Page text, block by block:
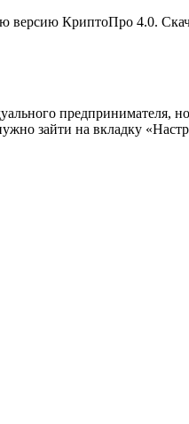
версию КриптоПро 4.0.
предпринимателя,
зайти на вкладку